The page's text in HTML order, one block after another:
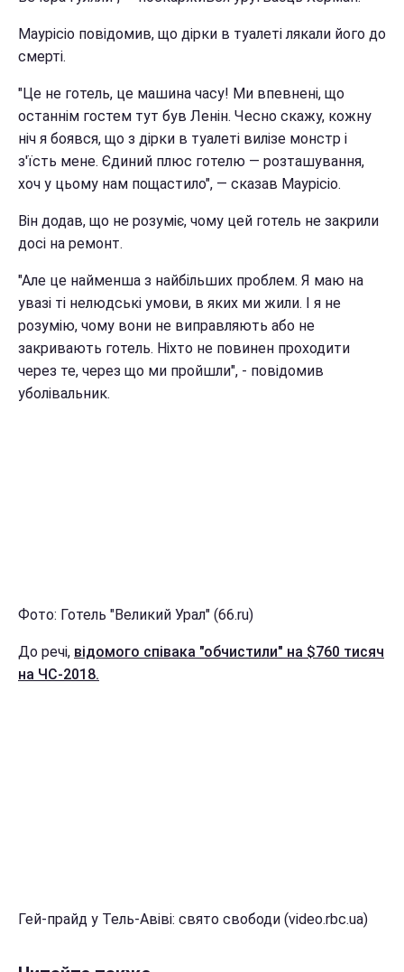
Маурісіо повідомив, що дірки в туалеті лякали його до
смерті.
"Це не готель, це машина часу! Ми впевнені, що
останнім гостем тут був Ленін. Чесно скажу, кожну
ніч я боявся, що з дірки в туалеті вилізе монстр і
з'їсть мене. Єдиний плюс готелю — розташування,
хоч у цьому нам пощастило", — сказав Маурісіо.
Він додав, що не розуміє, чому цей готель не закрили
досі на ремонт.
"Але це найменша з найбільших проблем. Я маю на
увазі ті нелюдські умови, в яких ми жили. І я не
розумію, чому вони не виправляють або не
закривають готель. Ніхто не повинен проходити
через те, через що ми пройшли", - повідомив
уболівальник.
Фото: Готель "Великий Урал" (66.ru)
До речі, відомого співака "обчистили" на $760 тисяч
на ЧС-2018.
Гей-прайд у Тель-Авіві: свято свободи (video.rbc.ua)